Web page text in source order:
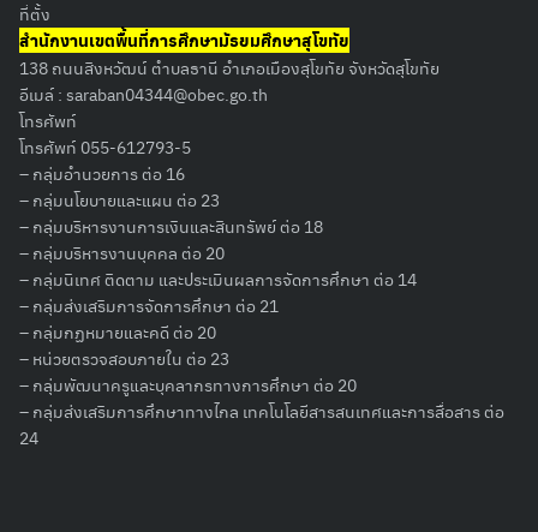
ที่ตั้ง
สำนักงานเขตพื้นที่การศึกษามัธยมศึกษาสุโขทัย
138 ถนนสิงหวัฒน์ ตำบลธานี อำเภอเมืองสุโขทัย จังหวัดสุโขทัย
อีเมล์ : saraban04344@obec.go.th
โทรศัพท์
โทรศัพท์ 055-612793-5
– กลุ่มอำนวยการ ต่อ 16
– กลุ่มนโยบายและแผน ต่อ 23
– กลุ่มบริหารงานการเงินและสินทรัพย์ ต่อ 18
– กลุ่มบริหารงานบุคคล ต่อ 20
– กลุ่มนิเทศ ติดตาม และประเมินผลการจัดการศึกษา ต่อ 14
– กลุ่มส่งเสริมการจัดการศึกษา ต่อ 21
– กลุ่มกฏหมายและคดี ต่อ 20
– หน่วยตรวจสอบภายใน ต่อ 23
– กลุ่มพัฒนาครูและบุคลากรทางการศึกษา ต่อ 20
– กลุ่มส่งเสริมการศึกษาทางไกล เทคโนโลยีสารสนเทศและการสื่อสาร ต่อ
24